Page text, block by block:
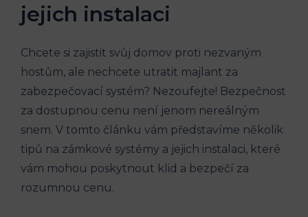
jejich instalaci
Chcete si zajistit svůj domov proti nezvaným
hostům, ale nechcete utratit majlant za
zabezpečovací systém? Nezoufejte! Bezpečnost
za dostupnou cenu není jenom nereálným
snem. V tomto článku vám představíme několik
tipů na zámkové systémy a jejich instalaci, které
vám mohou poskytnout klid a bezpečí za
rozumnou cenu.